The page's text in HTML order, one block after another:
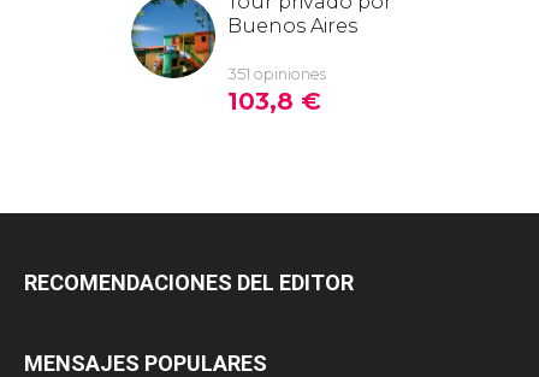
RECOMENDACIONES DEL EDITOR
MENSAJES POPULARES